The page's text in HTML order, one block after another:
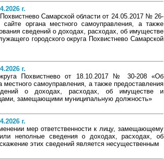
г.
Самарской области от 24.05.2017 № 26-
органа местного самоуправления, а также
сведений о доходах, расходах, об имуществе
городского округа Похвистнево Самарской
г.
Похвистнево от 18.10.2017 № 30-208 «Об
самоуправления, а также предоставления
о доходах, расходах, об имуществе и
замещающими муниципальную должность»
г.
мер ответственности к лицу, замещающему
неполные сведения о доходах, расходах, об
этих сведений является несущественным